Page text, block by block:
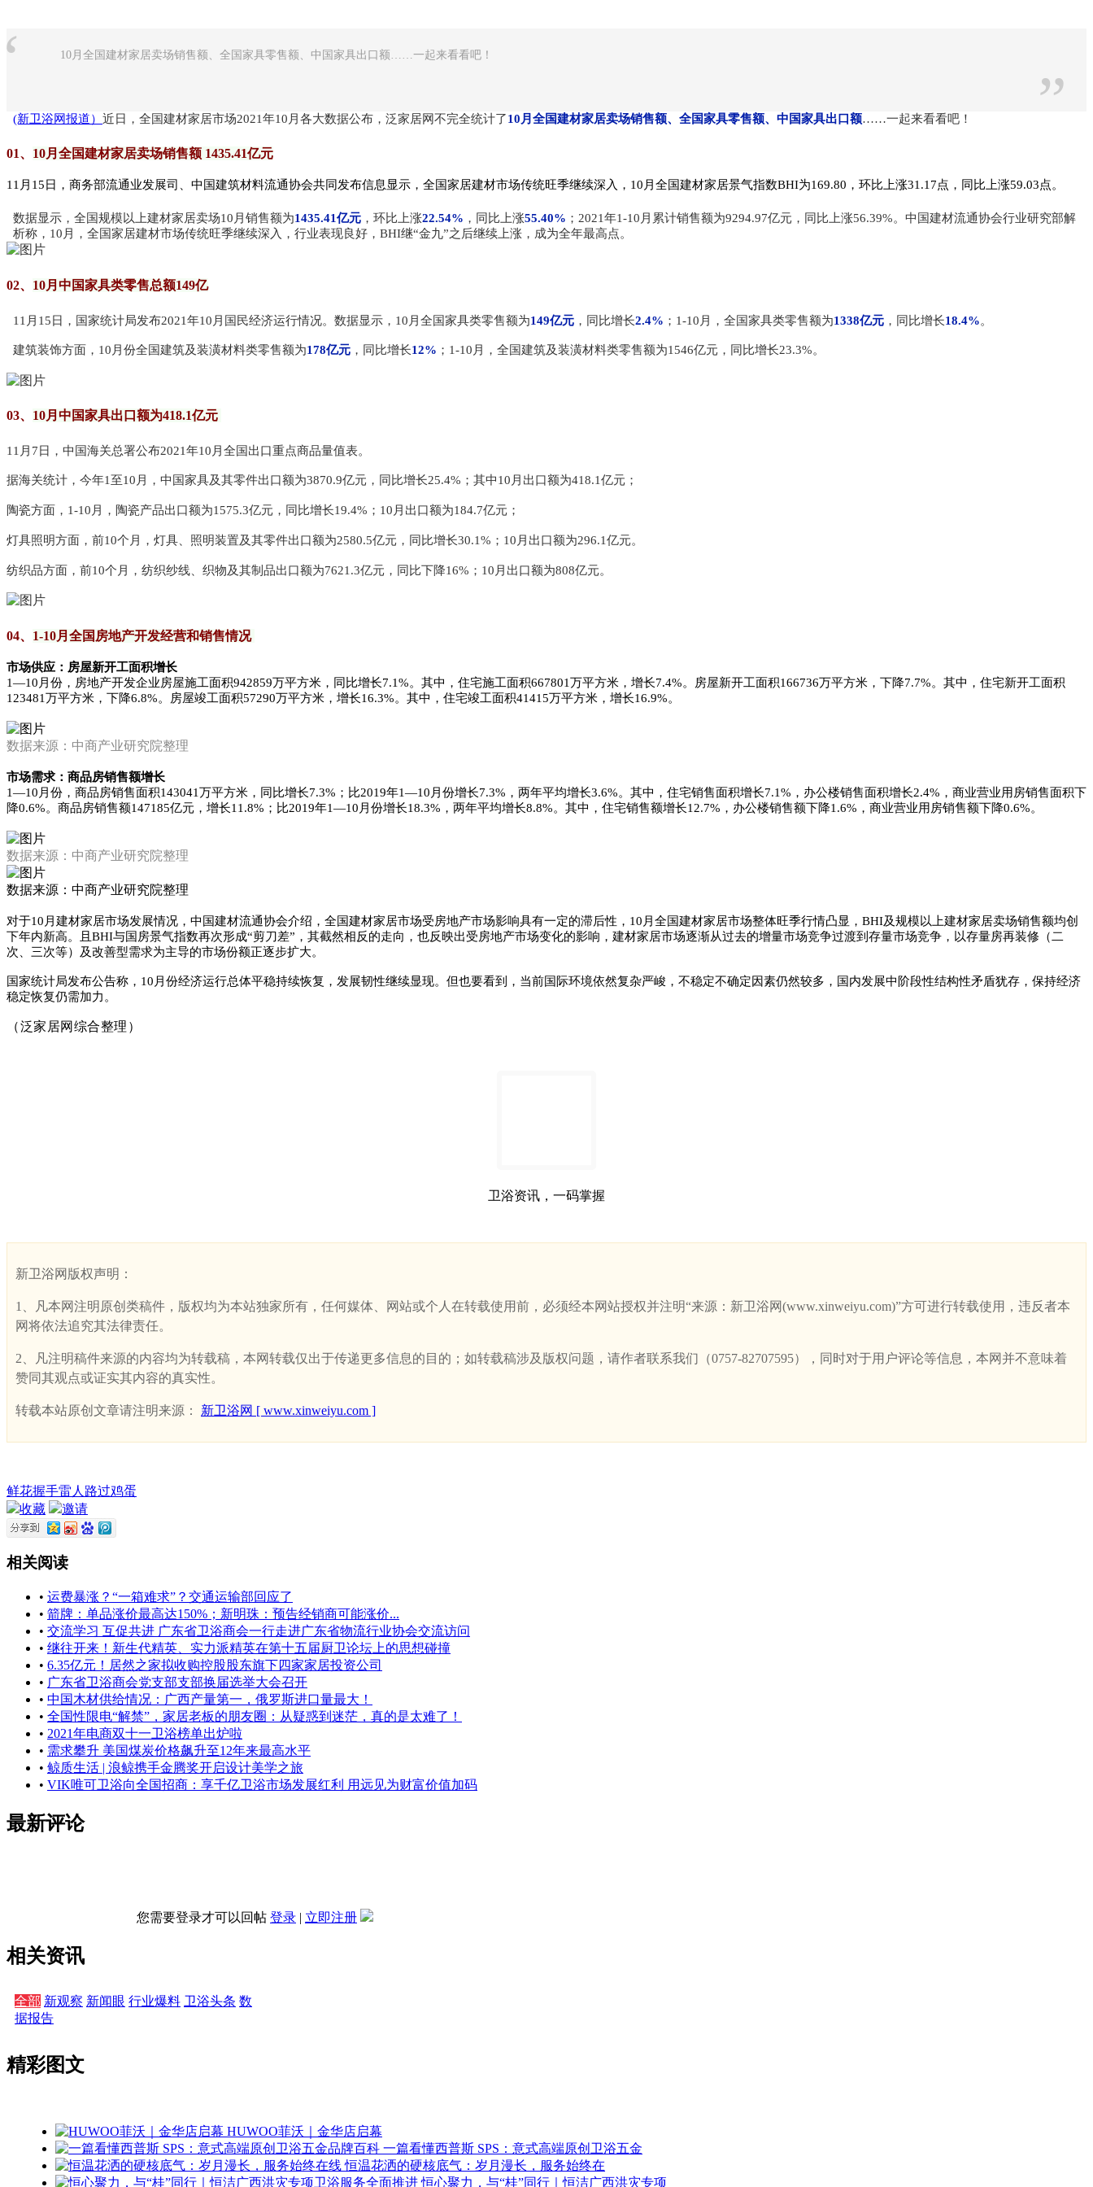
10月全国建材家居卖场销售额、全国家具零售额、中国家具出口额……一起来看看吧！
”
(新卫浴网报道） 近日，全国建材家居市场2021年10月各大数据公布，泛家居网不完全统计了10月全国建材家居卖场销售额、全国家具零售额、中国家具出口额……一起来看看吧！
01、 10月全国建材家居卖场销售额 1435.41亿元
11月15日，商务部流通业发展司、中国建筑材料流通协会共同发布信息显示，全国家居建材市场传统旺季继续深入，10月全国建材家居景气指数BHI为169.80，环比上涨31.17点，同比上涨59.03点。
数据显示，全国规模以上建材家居卖场10月销售额为1435.41亿元 ，环比上涨22.54% ，同比上涨55.40% ；2021年1-10月累计销售额为9294.97亿元，同比上涨56.39%。中国建材流通协会行业研究部解
析称，10月，全国家居建材市场传统旺季继续深入，行业表现良好，BHI继“金九”之后继续上涨，成为全年最高点。
02、 10月中国家具类零售总额149亿
11月15日，国家统计局发布2021年10月国民经济运行情况。数据显示，10月全国家具类零售额为149亿元 ，同比增长2.4% ；1-10月，全国家具类零售额为1338亿元 ，同比增长18.4%。
建筑装饰方面，10月份全国建筑及装潢材料类零售额为178亿元 ，同比增长12% ；1-10月，全国建筑及装潢材料类零售额为1546亿元，同比增长23.3%。
03、 10月中国家具出口额为418.1亿元
11月7日，中国海关总署公布2021年10月全国出口重点商品量值表。
据海关统计，今年1至10月，中国家具及其零件出口额为3870.9亿元，同比增长25.4%；其中10月出口额为418.1亿元；
陶瓷方面，1-10月，陶瓷产品出口额为1575.3亿元，同比增长19.4%；10月出口额为184.7亿元；
灯具照明方面，前10个月，灯具、照明装置及其零件出口额为2580.5亿元，同比增长30.1%；10月出口额为296.1亿元。
纺织品方面，前10个月，纺织纱线、织物及其制品出口额为7621.3亿元，同比下降16%；10月出口额为808亿元。
04、 1-10月全国房地产开发经营和销售情况
市场供应：房屋新开工面积增长
1—10月份，房地产开发企业房屋施工面积942859万平方米，同比增长7.1%。其中，住宅施工面积667801万平方米，增长7.4%。房屋新开工面积166736万平方米，下降7.7%。其中，住宅新开工面积
123481万平方米，下降6.8%。房屋竣工面积57290万平方米，增长16.3%。其中，住宅竣工面积41415万平方米，增长16.9%。
数据来源：中商产业研究院整理
市场需求：商品房销售额增长
1—10月份，商品房销售面积143041万平方米，同比增长7.3%；比2019年1—10月份增长7.3%，两年平均增长3.6%。其中，住宅销售面积增长7.1%，办公楼销售面积增长2.4%，商业营业用房销售面积下
降0.6%。商品房销售额147185亿元，增长11.8%；比2019年1—10月份增长18.3%，两年平均增长8.8%。其中，住宅销售额增长12.7%，办公楼销售额下降1.6%，商业营业用房销售额下降0.6%。
数据来源：中商产业研究院整理
数据来源：中商产业研究院整理
对于10月建材家居市场发展情况， 中国建材流通协会介绍，全国建材家居市场受房地产市场影响具有一定的滞后性，10月全国建材家居市场整体旺季行情凸显，BHI及规模以上建材家居卖场销售额均创
下年内新高。且BHI与国房景气指数再次形成“剪刀差”，其截然相反的走向，也反映出受房地产市场变化的影响，建材家居市场逐渐从过去的增量市场竞争过渡到存量市场竞争，以存量房再装修（二
次、三次等）及改善型需求为主导的市场份额正逐步扩大。
国家统计局发布公告称，10月份经济运行总体平稳持续恢复，发展韧性继续显现。但也要看到，当前国际环境依然复杂严峻，不稳定不确定因素仍然较多，国内发展中阶段性结构性矛盾犹存，保持经济
稳定恢复仍需加力。
（泛家居网综合整理）
卫浴资讯，一码掌握
新卫浴网版权声明：
1、凡本网注明原创类稿件，版权均为本站独家所有，任何媒体、网站或个人在转载使用前，必须经本网站授权并注明“来源：新卫浴网(www.xinweiyu.com)”方可进行转载使用，违反者本
网将依法追究其法律责任。
2、凡注明稿件来源的内容均为转载稿，本网转载仅出于传递更多信息的目的；如转载稿涉及版权问题，请作者联系我们（0757-82707595），同时对于用户评论等信息，本网并不意味着
赞同其观点或证实其内容的真实性。
转载本站原创文章请注明来源： 新卫浴网 [ www.xinweiyu.com ]
鲜花握手雷人 路过鸡蛋
收藏
邀请
相关阅读
• 运费暴涨？“一箱难求”？交通运输部回应了
• 箭牌：单品涨价最高达150%；新明珠：预告经销商可能涨价...
• 交流学习 互促共进 广东省卫浴商会一行走进广东省物流行业协会交流访问
• 继往开来！新生代精英、实力派精英在第十五届厨卫论坛上的思想碰撞
• 6.35亿元！居然之家拟收购控股股东旗下四家家居投资公司
• 广东省卫浴商会党支部支部换届选举大会召开
• 中国木材供给情况：广西产量第一，俄罗斯进口量最大！
• 全国性限电“解禁”，家居老板的朋友圈：从疑惑到迷茫，真的是太难了！
• 2021年电商双十一卫浴榜单出炉啦
• 需求攀升 美国煤炭价格飙升至12年来最高水平
• 鲸质生活 | 浪鲸携手金腾奖开启设计美学之旅
• VIK唯可卫浴向全国招商：享千亿卫浴市场发展红利 用远见为财富价值加码
最新评论
您需要登录才可以回帖 登录 | 立即注册
相关资讯
全部 新观察 新闻眼 行业爆料 卫浴头条 数
据报告
精彩图文
HUWOO菲沃｜金华店启幕
一篇看懂西普斯 SPS：意式高端原创卫浴五金
恒温花洒的硬核底气：岁月漫长，服务始终在
恒心聚力，与“桂”同行｜恒洁广西洪灾专项